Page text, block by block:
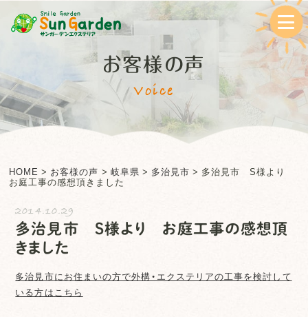
お客様の声
Voice
HOME > お客様の声 > 岐阜県 > 多治見市 > 多治見市 S様より
お庭工事の感想頂きました
2014.10.29
多治見市 S様より お庭工事の感想頂
きました
多治見市にお住まいの方で外構・エクステリアの工事を検討して
いる方はこちら